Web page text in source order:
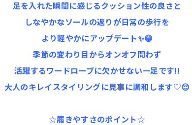
足を入れた瞬間に感じるクッション性の良さと
しなやかなソールの返りが日常の歩行を
より軽やかにアップデート✨️😁
季節の変わり目からオンオフ問わず
活躍するワードローブに欠かせない一足です!!
大人のキレイスタイリングに見事に調和します♡😌
☆履きやすさのポイント☆